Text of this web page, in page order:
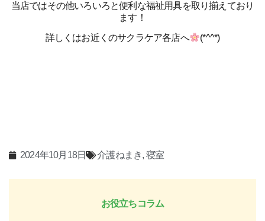
当店ではその他いろいろと便利な福祉用具を取り揃えており
ます！
詳しくはお近くのサクラケア各店へ (*^^*)
2024年10月18日 介護ねまき, 寝室
お役立ちコラム